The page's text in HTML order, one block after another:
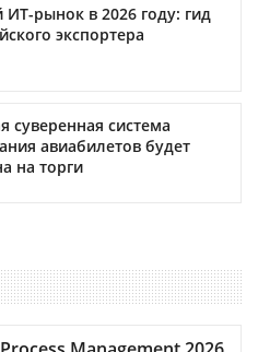
ИТ-рынок в 2026 году: гид
экспортера
суверенная система
авиабилетов будет
на торги